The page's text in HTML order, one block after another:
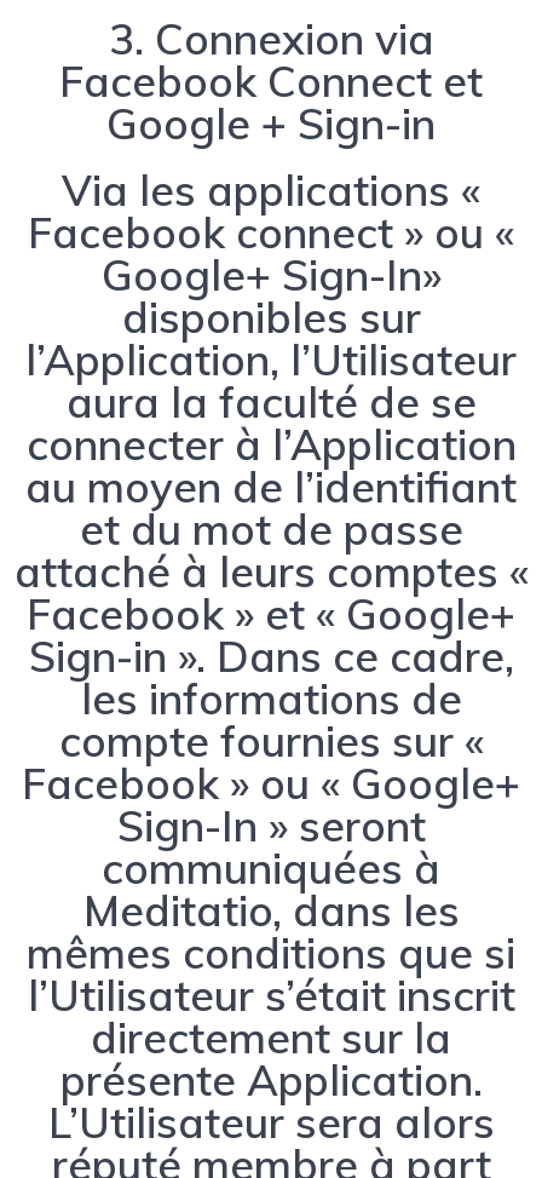
3. Connexion via
Facebook Connect et
Google + Sign-in
Via les applications «
Facebook connect » ou «
Google+ Sign-In»
disponibles sur
l’Application, l’Utilisateur
aura la faculté de se
connecter à l’Application
au moyen de l’identifiant
et du mot de passe
attaché à leurs comptes «
Facebook » et « Google+
Sign-in ». Dans ce cadre,
les informations de
compte fournies sur «
Facebook » ou « Google+
Sign-In » seront
communiquées à
Meditatio, dans les
mêmes conditions que si
l’Utilisateur s’était inscrit
directement sur la
présente Application.
L’Utilisateur sera alors
réputé membre à part